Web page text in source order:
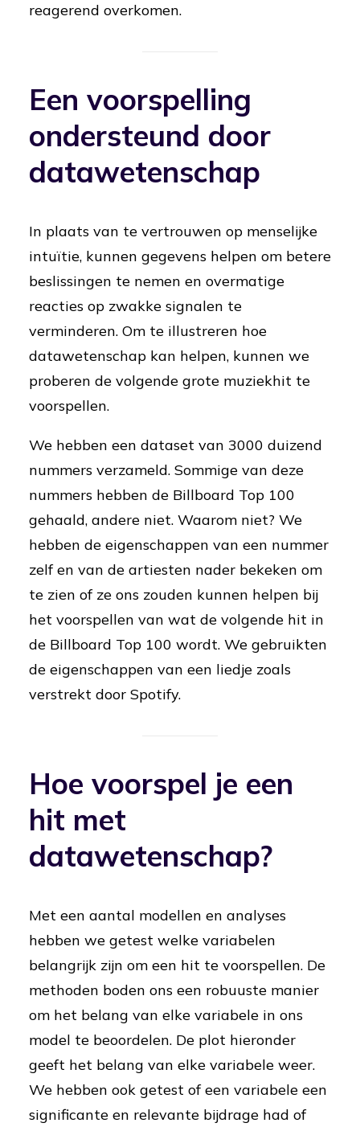
reagerend overkomen.
Een voorspelling
ondersteund door
datawetenschap
In plaats van te vertrouwen op menselijke
intuïtie, kunnen gegevens helpen om betere
beslissingen te nemen en overmatige
reacties op zwakke signalen te
verminderen. Om te illustreren hoe
datawetenschap kan helpen, kunnen we
proberen de volgende grote muziekhit te
voorspellen.
We hebben een dataset van 3000 duizend
nummers verzameld. Sommige van deze
nummers hebben de Billboard Top 100
gehaald, andere niet. Waarom niet? We
hebben de eigenschappen van een nummer
zelf en van de artiesten nader bekeken om
te zien of ze ons zouden kunnen helpen bij
het voorspellen van wat de volgende hit in
de Billboard Top 100 wordt. We gebruikten
de eigenschappen van een liedje zoals
verstrekt door Spotify.
Hoe voorspel je een
hit met
datawetenschap?
Met een aantal modellen en analyses
hebben we getest welke variabelen
belangrijk zijn om een hit te voorspellen. De
methoden boden ons een robuuste manier
om het belang van elke variabele in ons
model te beoordelen. De plot hieronder
geeft het belang van elke variabele weer.
We hebben ook getest of een variabele een
significante en relevante bijdrage had of